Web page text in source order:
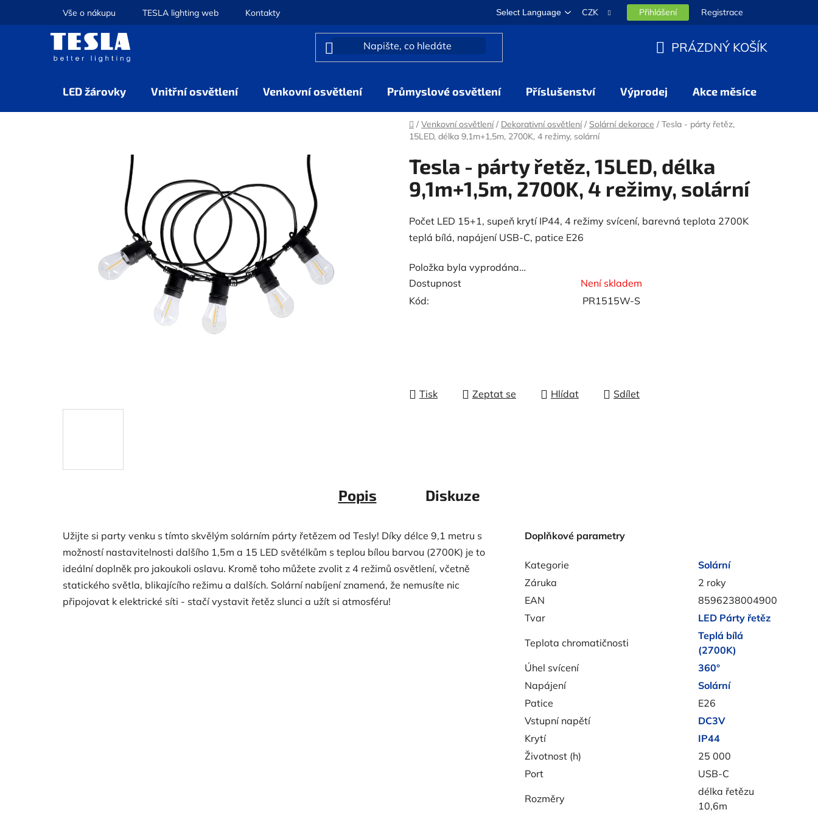
Vše o nákupu TESLA lighting web Kontakty Select Language CZK Přihlášení Registrace
KOŠÍK
PRÁZDNÝ KOŠÍK
LED žárovky Vnitřní osvětlení Venkovní osvětlení Průmyslové osvětlení Příslušenství Výprodej Akce měsíce
Domů
/ Venkovní osvětlení / Dekorativní osvětlení / Solární dekorace / Tesla - párty řetěz,
15LED, délka 9,1m+1,5m, 2700K, 4 režimy, solární
Tesla - párty řetěz, 15LED, délka
9,1m+1,5m, 2700K, 4 režimy, solární
Počet LED 15+1, supeň krytí IP44, 4 režimy svícení, barevná teplota 2700K
teplá bílá, napájení USB-C, patice E26
Položka byla vyprodána…
Dostupnost
Není skladem
Kód:
PR1515W-S
Tisk Zeptat se Hlídat Sdílet
Popis Diskuze
Užijte si party venku s tímto skvělým solárním párty řetězem od Tesly! Díky délce 9,1 metru s
možností nastavitelnosti dalšího 1,5m a 15 LED světélkům s teplou bílou barvou (2700K) je to
ideální doplněk pro jakoukoli oslavu. Kromě toho můžete zvolit z 4 režimů osvětlení, včetně
statického světla, blikajícího režimu a dalších. Solární nabíjení znamená, že nemusíte nic
připojovat k elektrické síti - stačí vystavit řetěz slunci a užít si atmosféru!
Doplňkové parametry
Kategorie
Solární
Záruka
2 roky
EAN
8596238004900
Tvar
LED Párty řetěz
Teplota chromatičnosti
Teplá bílá
(2700K)
Úhel svícení
360°
Napájení
Solární
Patice
E26
Vstupní napětí
DC3V
Krytí
IP44
Životnost (h)
25 000
Port
USB-C
Rozměry
délka řetězu
10,6m